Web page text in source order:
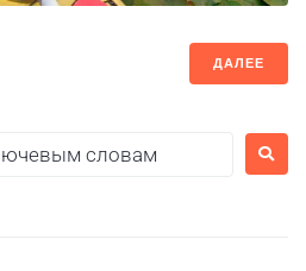
ДАЛЕЕ